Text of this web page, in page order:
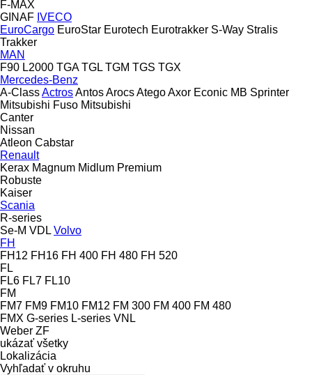
F-MAX
GINAF IVECO
EuroCargo EuroStar Eurotech Eurotrakker S-Way Stralis
Trakker
MAN
F90 L2000 TGA TGL TGM TGS TGX
Mercedes-Benz
A-ClassActrosAntosArocsAtegoAxor Econic MB Sprinter
Mitsubishi Fuso Mitsubishi
Canter
Nissan
Atleon Cabstar
Renault
Kerax Magnum Midlum Premium
Robuste
Kaiser
Scania
R-series
Se-M VDL Volvo
FH
FH12 FH16 FH 400 FH 480 FH 520
FL
FL6 FL7 FL10
FM
FM7 FM9 FM10 FM12 FM 300 FM 400 FM 480
FMX G-series L-series VNL
Weber ZF
ukázať všetky
Lokalizácia
Vyhľadať v okruhu